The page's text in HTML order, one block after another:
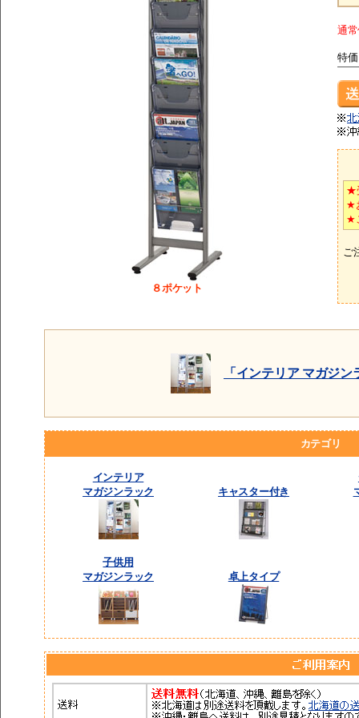
８ポケット
通
特価
★
★
★
ご
「インテリア マガジ
カテゴリ
インテリア
マガジンラック
キャスター付き
子供用
マガジンラック
卓上タイプ